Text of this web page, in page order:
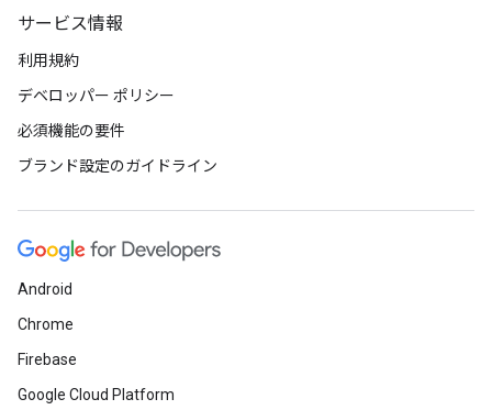
サービス情報
利用規約
デベロッパー ポリシー
必須機能の要件
ブランド設定のガイドライン
Android
Chrome
Firebase
Google Cloud Platform